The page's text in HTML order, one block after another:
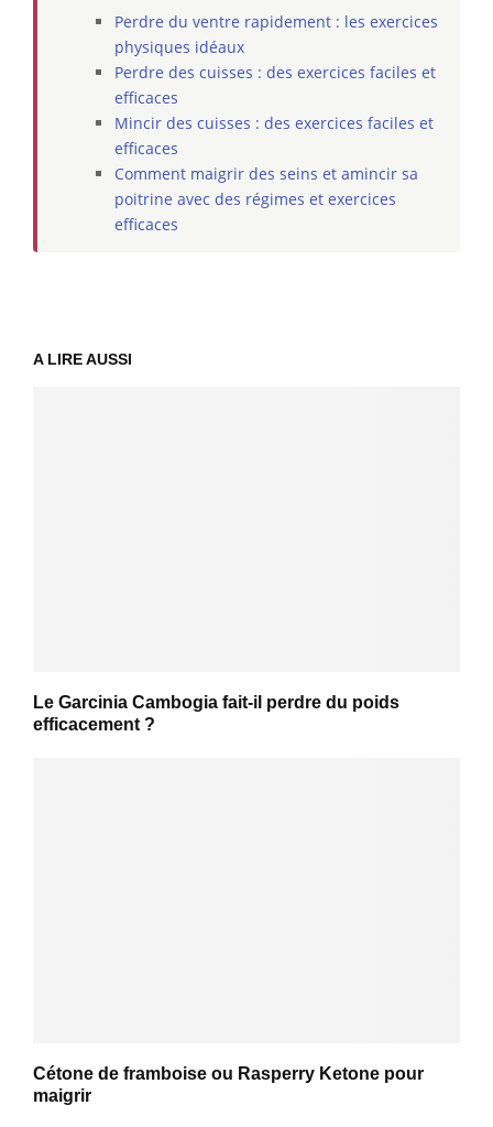
Perdre du ventre rapidement : les exercices
physiques idéaux
Perdre des cuisses : des exercices faciles et
efficaces
Mincir des cuisses : des exercices faciles et
efficaces
Comment maigrir des seins et amincir sa
poitrine avec des régimes et exercices
efficaces
A LIRE AUSSI
Le Garcinia Cambogia fait-il perdre du poids
efficacement ?
Cétone de framboise ou Rasperry Ketone pour
maigrir